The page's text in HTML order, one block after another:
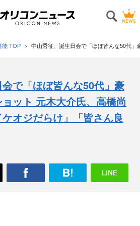
能 TOP 中山秀征、誕生日会で「ほぼ皆んな50代
で「ほぼ皆んな50代」豪
ット 元木大介氏、高橋尚
オジだらけ」「皆さん良